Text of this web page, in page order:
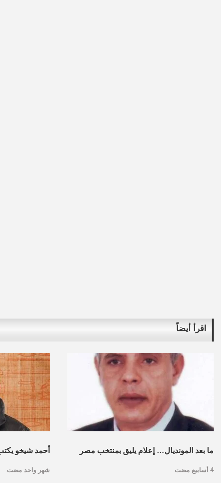
اقرأ أيضاً
ما بعد المونديال… إعلام يليق بمنتخب مصر
4 أسابيع مضت
أحمد شيخو
شهر واحد مضت